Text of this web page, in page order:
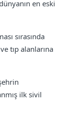
en eski
sırasında
tıp alanlarına
ilk sivil